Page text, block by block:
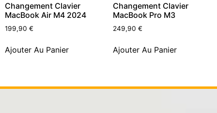
Changement Clavier
MacBook Air M4 2024
199,90 €
Ajouter Au Panier
Changement Clavier
MacBook Pro M3
249,90 €
Ajouter Au Panier